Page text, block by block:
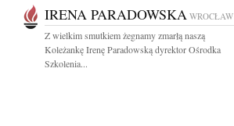
IRENA PARADOWSKA WROCŁAW
Z wielkim smutkiem żegnamy zmarłą naszą
Koleżankę Irenę Paradowską dyrektor Ośrodka
Szkolenia...